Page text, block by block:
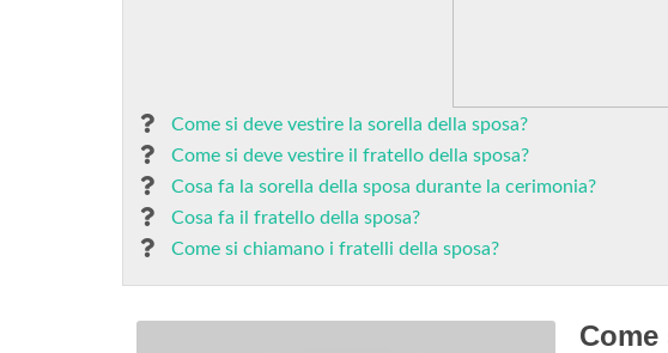
Come si deve vestire la sorella della sposa?
Come si deve vestire il fratello della sposa?
Cosa fa la sorella della sposa durante la cerimonia?
Cosa fa il fratello della sposa?
Come si chiamano i fratelli della sposa?